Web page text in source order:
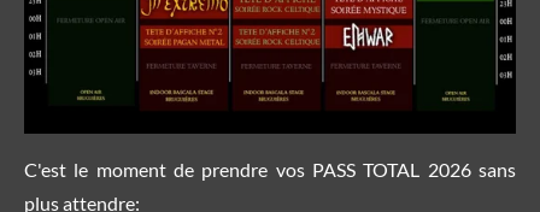
C'est le moment de prendre vos PASS TOTAL 2026 sans
plus attendre: